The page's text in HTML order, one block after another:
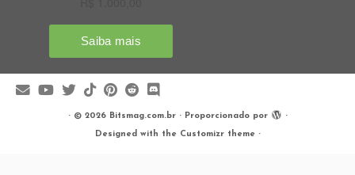
· © 2026 Bitsmag.com.br· Proporcionado por ·
Designed with the Customizr theme ·